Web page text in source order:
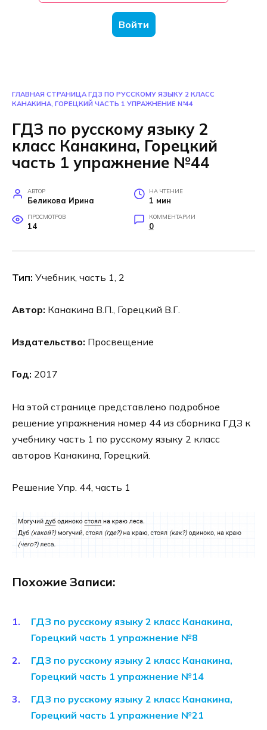
Войти
ГЛАВНАЯ СТРАНИЦА ГДЗ ПО РУССКОМУ ЯЗЫКУ 2 КЛАСС
КАНАКИНА, ГОРЕЦКИЙ ЧАСТЬ 1 УПРАЖНЕНИЕ №44
ГДЗ по русскому языку 2
класс Канакина, Горецкий
часть 1 упражнение №44
АВТОР
Беликова Ирина
НА ЧТЕНИЕ
1 мин
ПРОСМОТРОВ
14
КОММЕНТАРИИ
0
Тип: Учебник, часть 1, 2
Автор: Канакина В.П., Горецкий В.Г.
Издательство: Просвещение
Год: 2017
На этой странице представлено подробное
решение упражнения номер 44 из сборника ГДЗ к
учебнику часть 1 по русскому языку 2 класс
авторов Канакина, Горецкий.
Решение Упр. 44, часть 1
Похожие Записи:
ГДЗ по русскому языку 2 класс Канакина,
Горецкий часть 1 упражнение №8
ГДЗ по русскому языку 2 класс Канакина,
Горецкий часть 1 упражнение №14
ГДЗ по русскому языку 2 класс Канакина,
Горецкий часть 1 упражнение №21